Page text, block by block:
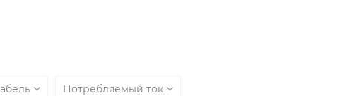
Потребляемый ток